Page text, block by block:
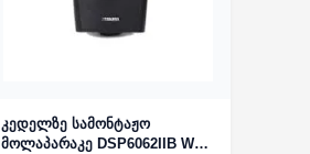
კედელზე სამონტაჟო
მოლაპარაკე DSP6062IIB W